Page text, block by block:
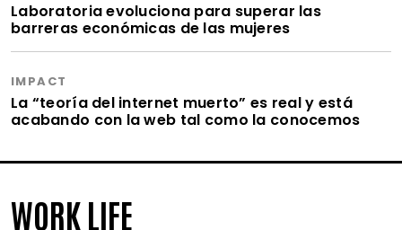
Laboratoria evoluciona para superar las
barreras económicas de las mujeres
IMPACT
La “teoría del internet muerto” es real y está
acabando con la web tal como la conocemos
WORK LIFE